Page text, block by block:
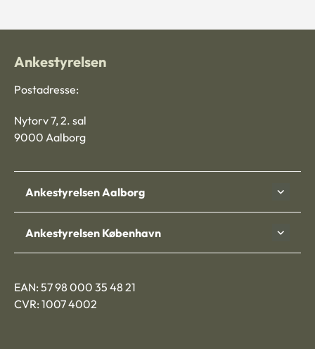
Ankestyrelsen
Postadresse:
Nytorv 7, 2. sal
9000 Aalborg
Ankestyrelsen Aalborg
Ankestyrelsen København
EAN: 57 98 000 35 48 21
CVR: 1007 4002